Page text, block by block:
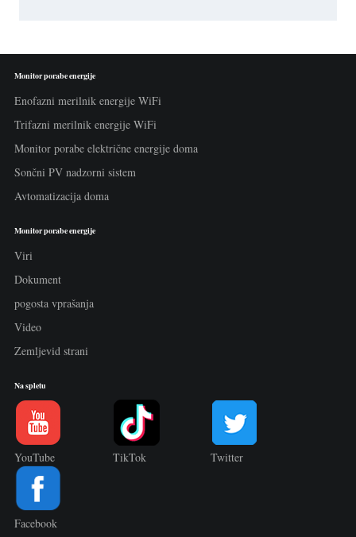
Monitor porabe energije
Enofazni merilnik energije WiFi
Trifazni merilnik energije WiFi
Monitor porabe električne energije doma
Sončni PV nadzorni sistem
Avtomatizacija doma
Monitor porabe energije
Viri
Dokument
pogosta vprašanja
Video
Zemljevid strani
Na spletu
YouTube TikTok Twitter
Facebook